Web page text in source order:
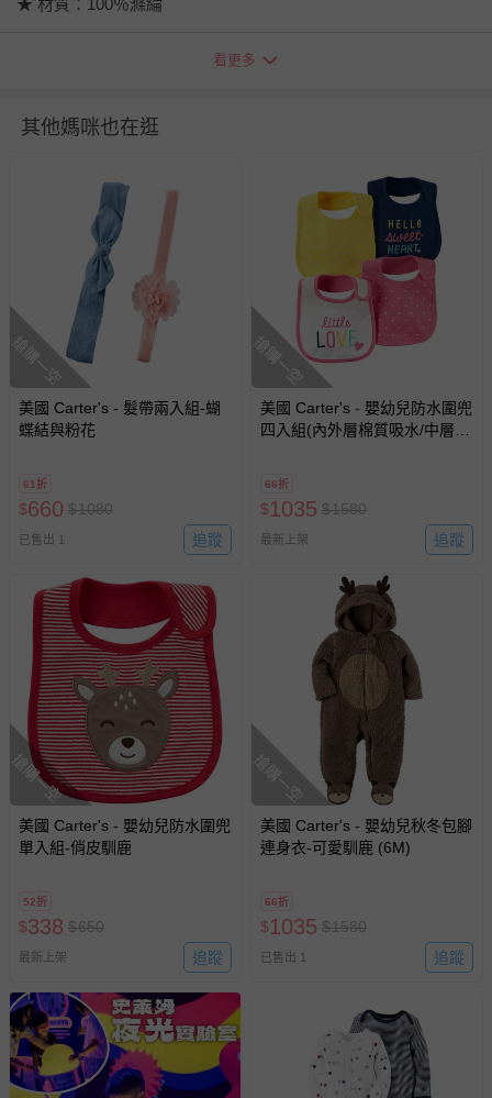
★ 洗滌方式：使用前洗滌、冷水機洗、無氯漂白、中溫烘乾、
您所購買的商品享有7天的鑑賞期／猶豫期權益，但此期間
包含完整包裝、配件、說明文件及贈品等。
如需退換貨，請於收到商品7天（含例假日內提出），如為
瑕疵退換貨所產生的運費，將由媽咪愛負責處理，若非瑕疵
退貨，您可至『查詢訂單』>『已出貨』中查詢該筆訂單，
並點選『我要退貨』即可進行申請。若有相關退貨問題，請
至媽咪愛
LINE@客服ID: @mamilove
我們將依序為您處理
與服務，謝謝。
針對滿件折/滿額贈…等活動，如因部份退貨，而該訂單保
部分商品依據消費者保護法的規定，不適用七天鑑賞期/猶
豫期範圍：
易於腐敗、保存期限較短或解約時即將逾期（例如生鮮
商品、食品等）。
客製化商品（例如客製生日書、姓名貼等）。
報紙、期刊或雜誌（惟書籍如經拆封、使用，則酌收整
新費用）。
經消費者拆封之影音商品或電腦軟體（例如 DVD、CD
等）。
非以有形媒介提供之數位內容或一經提供即為完成之線
上服務，經消費者事先同意始提供（例如線上課程、遊
戲或活動點數等）。
已拆封之以下類型商品：
-新生兒親膚衣物（嬰幼兒包巾與背巾、包屁衣、學習
褲、紗布衣等）。
帶束縛衣、餐搖椅等）。
-其他原廠盒裝商品封口處已貼上「不可拆封」，或具警
示字句等說明貼紙、封條者。
國際航空、客運、訂房等服務。
看更多
其他媽咪也在逛
搶購一空
美國 Carter's - 髮帶兩入組-蝴
蝶結與粉花
61折
$660 $1080
已售出 1 追蹤
搶購一空
美國 Carter's - 嬰幼兒防水圍兜
四入組(內外層棉質吸水/中層防
66折
$1035 $1580
最新上架 追蹤
搶購一空
美國 Carter's - 嬰幼兒防水圍兜
單入組-俏皮馴鹿
52折
$338 $650
最新上架 追蹤
搶購一空
美國 Carter's - 嬰幼兒秋冬包腳
連身衣-可愛馴鹿 (6M)
66折
$1035 $1580
已售出 1 追蹤